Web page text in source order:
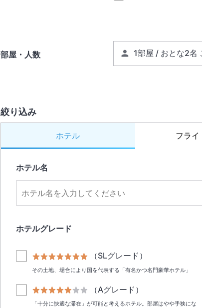
部屋・人数
絞り込み
ホテル フライ
ホテル名
ホテルグレード
（SLグレード）
その土地、場合により国を代表する「有名かつ名門豪華ホテル」
（Aグレード）
「十分に快適な滞在」が可能と考えるホテル。部屋はやや手狭にな